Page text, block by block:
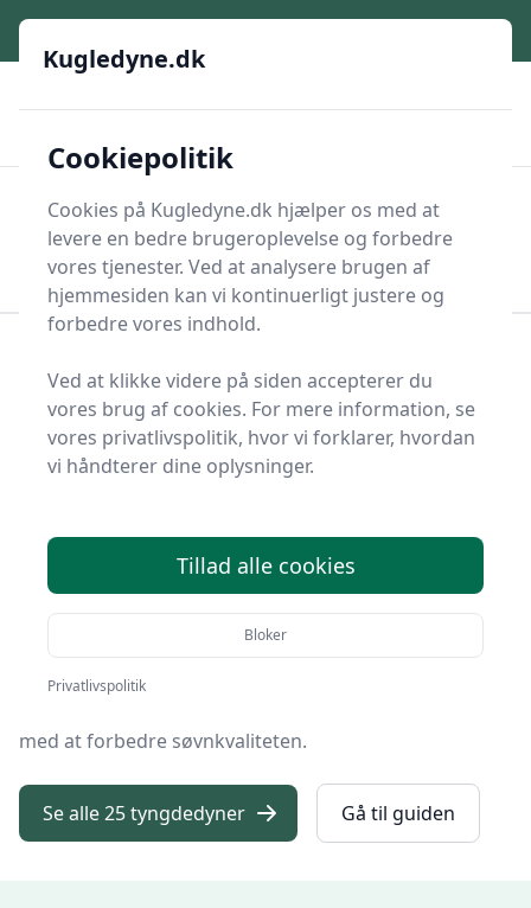
Kugledyne.dk
Start søgning
Start søgning
Tyngdedyner - 25 på
lager
Velkommen til din omfattendevejledningom
tyngdedyner, det innovative og omsorgsfulde redskab
til en bedre nattesøvn.
I denne guide vil vi udforske alt, hvad du behøver at
vide om disse særlige dyner, der er designet til at give
med at forbedre søvnkvaliteten.
Se alle 25 tyngdedyner Gå til guiden
Kugledyne.dk
Cookiepolitik
Cookies på Kugledyne.dk hjælper os med at
levere en bedre brugeroplevelse og forbedre
vores tjenester. Ved at analysere brugen af
hjemmesiden kan vi kontinuerligt justere og
forbedre vores indhold.
Ved at klikke videre på siden accepterer du
vores brug af cookies. For mere information, se
vores privatlivspolitik, hvor vi forklarer, hvordan
vi håndterer dine oplysninger.
Tillad alle cookies
Bloker
Privatlivspolitik